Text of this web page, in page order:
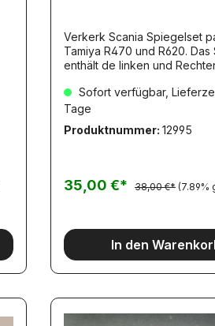
Verkerk Scania Spiegelset
Tamiya R470 und R620. Das
enthält de linken und
Fußgängerspiegel. Material
Bohrschablone
Sofort verfügbar,
Tage
Produktnummer: 12995
35,00 €* 38,00 €* (7.89%
In den